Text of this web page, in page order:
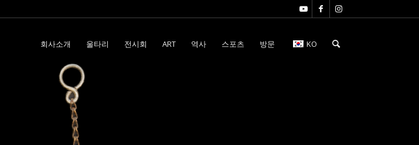
회사소개 울타리 전시회 ART 역사 스포츠 방문 KO